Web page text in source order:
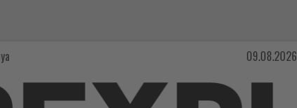
09.08.2026